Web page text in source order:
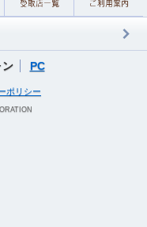
ン PC
ポリシー